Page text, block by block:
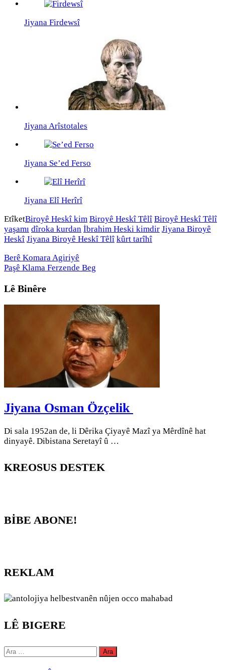
Jiyana Firdewsî
Jiyana Arîstotales
Jiyana Se’ed Ferso
Jiyana Elî Herîrî
EtîketBiroyê Heskî kim Biroyê Heskî Têlî Biroyê Heskî Têlî
yaşamı dîroka kurdan İbrahim Heski kimdir Jiyana Biroyê
Heskî Jiyana Biroyê Heskî Têlî kûrt tarîhî
Berê Komara Agiriyê
Paşê Klama Ferzende Beg
Lê Binêre
Jiyana Osman Özçelik
Di sala 1952an de, li Dêrika Çiyayê Mazî ya Mêrdînê hat
dinyayê. Dibistana Seretayî û …
KREOSUS DESTEK
BİBE ABONE!
REKLAM
LÊ BIGERE
Arama: